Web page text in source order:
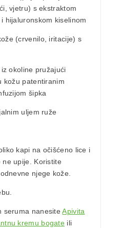
vjetru) s ekstraktom
i hijaluronskom kiselinom
(crvenilo, iritacije) s
okoline pružajući
kožu patentiranim
šipka
uljem ruže
kapi na očišćeno lice i
ne upije. Koristite
njege kože.
seruma nanesiteApivita
kremu bogate ili